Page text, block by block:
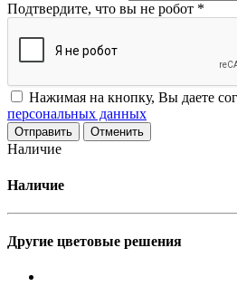
Подтвердите, что вы не робот *
Нажимая на кнопку, Вы даете
персональных данных
Отменить
Наличие
Наличие
Другие цветовые решения